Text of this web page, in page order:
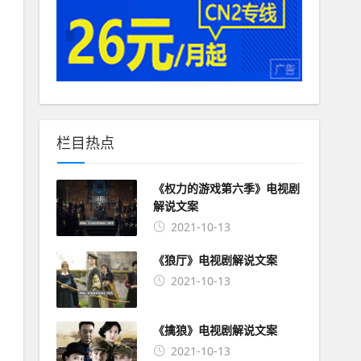
栏目热点
《权力的游戏第六季》电视剧
解说文案
2021-10-13
《狼厅》电视剧解说文案
2021-10-13
《擒狼》电视剧解说文案
2021-10-13